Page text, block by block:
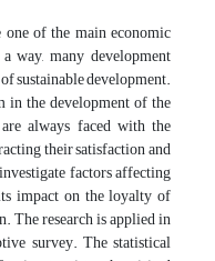
of the main economic
many development
sustainable development.
the development of the
always faced with the
their satisfaction and
factors affecting
impact on the loyalty of
The research is applied in
survey. The statistical